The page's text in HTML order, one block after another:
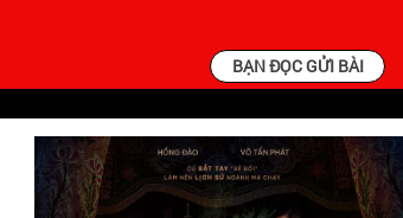
BẠN ĐỌC GỬI BÀI